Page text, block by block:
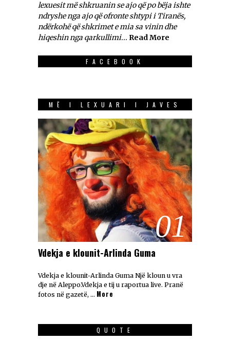
lexuesit më shkruanin se ajo që po bëja ishte
ndryshe nga ajo që ofronte shtypi i Tiranës,
ndërkohë që shkrimet e mia sa vinin dhe
hiqeshin nga qarkullimi... Read More
FACEBOOK
MË I LEXUARI I JAVES
01
Vdekja e klounit-Arlinda Guma
Vdekja e klounit-Arlinda Guma Një kloun u vra
dje në Aleppo.Vdekja e tij u raportua live. Pranë
fotos në gazetë, … More
QUOTE